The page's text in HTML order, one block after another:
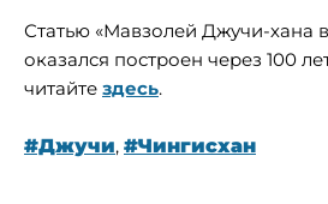
Статью «Мавзолей Джучи-хана
оказался построен через 100
читайте здесь.
#Джучи, #Чингисхан